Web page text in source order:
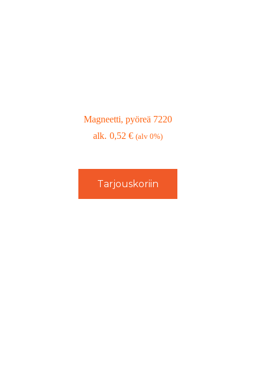
Magneetti, pyöreä 7220
0,52€ (alv 0%)
Tarjouskoriin